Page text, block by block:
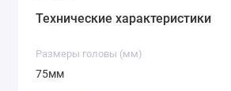
Технические характеристики
Размеры головы (мм)
75мм